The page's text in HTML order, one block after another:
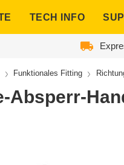
TECH INFO
Funktionales Fitting
Absperr-